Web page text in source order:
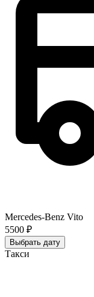
Mercedes-Benz Vito
5500 ₽
Выбрать дату
Такси